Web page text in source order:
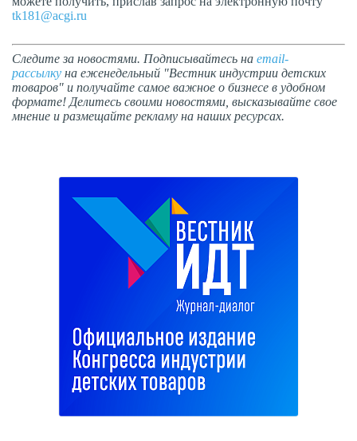
tk181@acgi.ru
Следите за новостями. Подписывайтесь на email-
рассылку на еженедельный "Вестник индустрии детских
товаров" и получайте самое важное о бизнесе в удобном
формате! Делитесь своими новостями, высказывайте свое
мнение и размещайте рекламу на наших ресурсах.